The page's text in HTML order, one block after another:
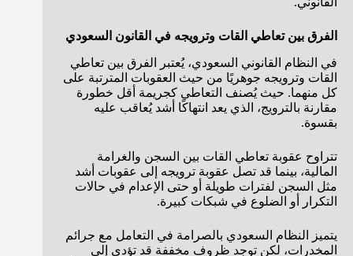
الفرق بين تعاطي القات وترويجه في القانون السعودي
في النظام القانوني السعودي، يُعتبر الفرق بين تعاطي
القات وترويجه جوهريًا من حيث العقوبات المترتبة على
كل منهما. حيث يُصنف التعاطي كجريمة أقل خطورة
مقارنة بالترويج، الذي يعد انتهاكًا أشد يُعاقب عليه
بقسوة.
تتراوح عقوبة تعاطي القات بين السجن والغرامة
المالية، بينما قد تصل عقوبة ترويجه إلى عقوبات أشد
مثل السجن لفترات طويلة أو حتى الإعدام في حالات
التكرار أو الضلوع في شبكات كبيرة.
يتميز النظام السعودي بالصرامة في التعامل مع جرائم
المخدرات، لكن توجد ظروف مخففة قد تؤدي إلى